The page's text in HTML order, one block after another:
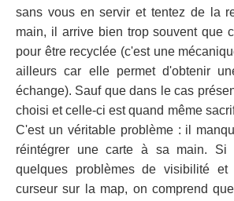
sans vous en servir et tentez de la
main, il arrive bien trop souvent que
pour être recyclée (c'est une
ailleurs car elle permet d'obtenir
échange). Sauf que dans le cas
choisi et celle-ci est quand même
C'est un véritable problème : il
réintégrer une carte à sa main.
quelques problèmes de visibilité et
curseur sur la map, on comprend